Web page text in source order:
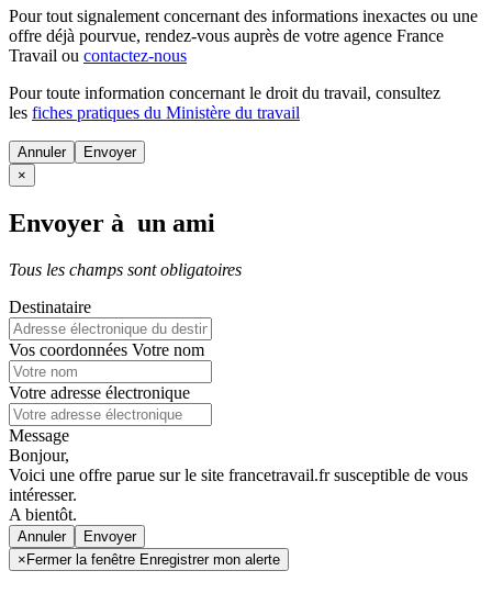
Pour tout signalement concernant des informations inexactes ou une
offre déjà pourvue, rendez-vous auprès de votre agence France
Travail ou contactez-nous
Pour toute information concernant le droit du travail, consultez
les fiches pratiques du Ministère du travail
Annuler
×
Envoyer à un ami
Tous les champs sont obligatoires
Destinataire
Vos coordonnées Votre nom
Votre adresse électronique
Message
Bonjour,
Voici une offre parue sur le site francetravail.fr susceptible de vous
intéresser.
A bientôt.
Annuler
× Fermer la fenêtre Enregistrer mon alerte